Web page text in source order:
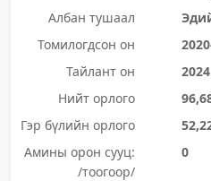
Албан тушаал
Томилогдсон он
Тайлант он
2024
Нийт орлого
Гэр бүлийн орлого
Амины орон сууц:
/тоогоор/
0